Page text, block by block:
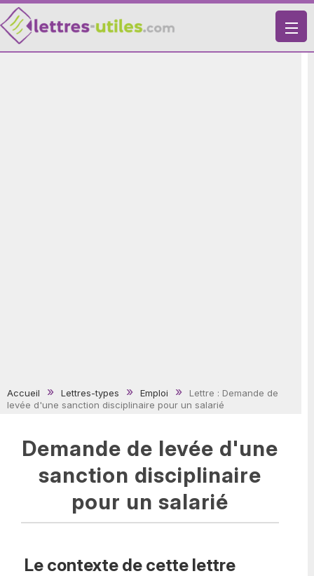
X
Accueil Lettres-types Emploi
Lettre : Demande de
levée d'une sanction disciplinaire pour un salarié
Demande de levée d'une
sanction disciplinaire
pour un salarié
Le contexte de cette lettre